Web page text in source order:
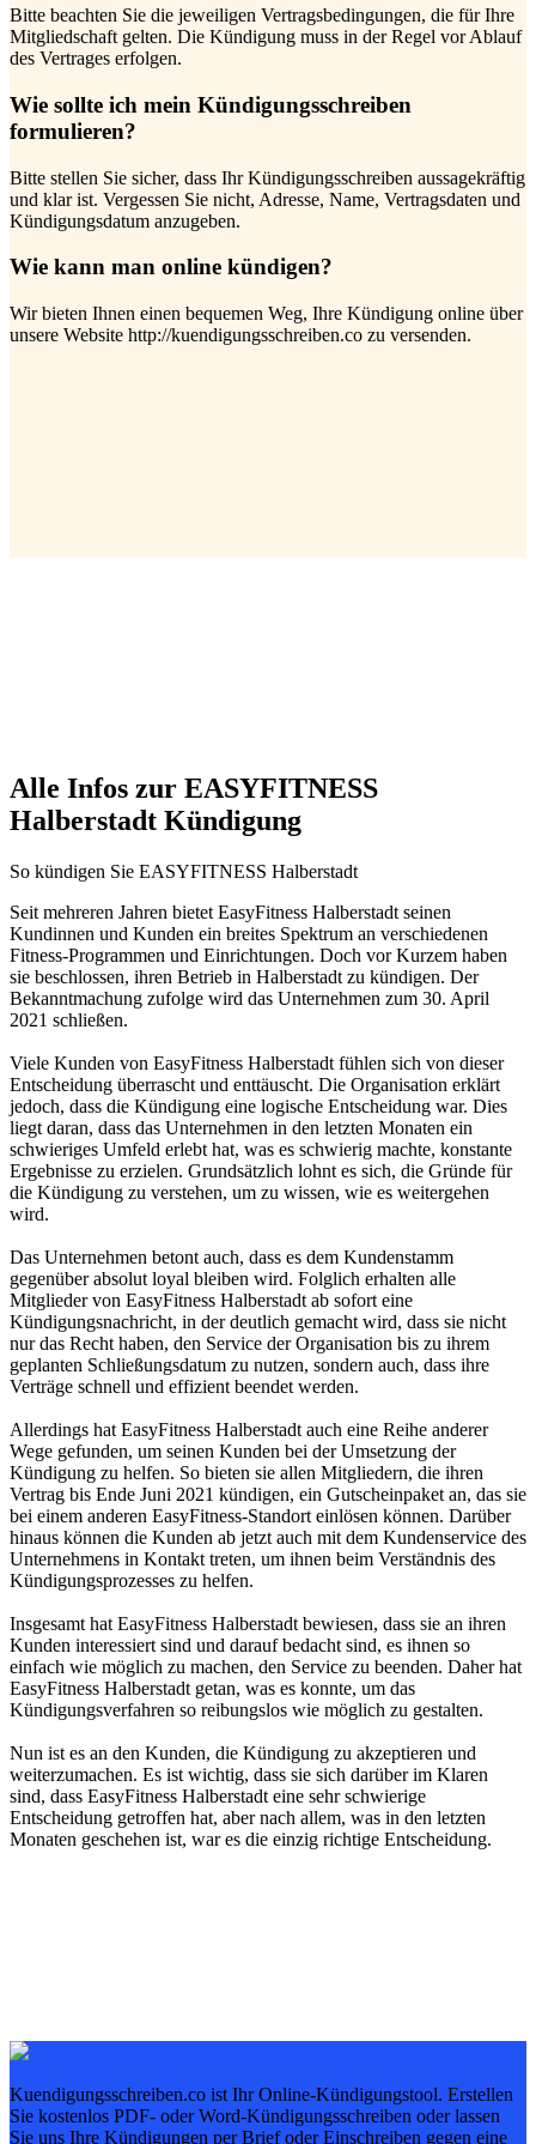
Bitte beachten Sie die jeweiligen Vertragsbedingungen, die für Ihre
Mitgliedschaft gelten. Die Kündigung muss in der Regel vor Ablauf
des Vertrages erfolgen.
Wie sollte ich mein Kündigungsschreiben
formulieren?
Bitte stellen Sie sicher, dass Ihr Kündigungsschreiben aussagekräftig
und klar ist. Vergessen Sie nicht, Adresse, Name, Vertragsdaten und
Kündigungsdatum anzugeben.
Wie kann man online kündigen?
Wir bieten Ihnen einen bequemen Weg, Ihre Kündigung online über
unsere Website http://kuendigungsschreiben.co zu versenden.
Alle Infos zur EASYFITNESS
Halberstadt Kündigung
So kündigen Sie EASYFITNESS Halberstadt
Seit mehreren Jahren bietet EasyFitness Halberstadt seinen
Kundinnen und Kunden ein breites Spektrum an verschiedenen
Fitness-Programmen und Einrichtungen. Doch vor Kurzem haben
sie beschlossen, ihren Betrieb in Halberstadt zu kündigen. Der
Bekanntmachung zufolge wird das Unternehmen zum 30. April
2021 schließen.
Viele Kunden von EasyFitness Halberstadt fühlen sich von dieser
Entscheidung überrascht und enttäuscht. Die Organisation erklärt
jedoch, dass die Kündigung eine logische Entscheidung war. Dies
liegt daran, dass das Unternehmen in den letzten Monaten ein
schwieriges Umfeld erlebt hat, was es schwierig machte, konstante
Ergebnisse zu erzielen. Grundsätzlich lohnt es sich, die Gründe für
die Kündigung zu verstehen, um zu wissen, wie es weitergehen
wird.
Das Unternehmen betont auch, dass es dem Kundenstamm
gegenüber absolut loyal bleiben wird. Folglich erhalten alle
Mitglieder von EasyFitness Halberstadt ab sofort eine
Kündigungsnachricht, in der deutlich gemacht wird, dass sie nicht
nur das Recht haben, den Service der Organisation bis zu ihrem
geplanten Schließungsdatum zu nutzen, sondern auch, dass ihre
Verträge schnell und effizient beendet werden.
Allerdings hat EasyFitness Halberstadt auch eine Reihe anderer
Wege gefunden, um seinen Kunden bei der Umsetzung der
Kündigung zu helfen. So bieten sie allen Mitgliedern, die ihren
Vertrag bis Ende Juni 2021 kündigen, ein Gutscheinpaket an, das sie
bei einem anderen EasyFitness-Standort einlösen können. Darüber
hinaus können die Kunden ab jetzt auch mit dem Kundenservice des
Unternehmens in Kontakt treten, um ihnen beim Verständnis des
Kündigungsprozesses zu helfen.
Insgesamt hat EasyFitness Halberstadt bewiesen, dass sie an ihren
Kunden interessiert sind und darauf bedacht sind, es ihnen so
einfach wie möglich zu machen, den Service zu beenden. Daher hat
EasyFitness Halberstadt getan, was es konnte, um das
Kündigungsverfahren so reibungslos wie möglich zu gestalten.
Nun ist es an den Kunden, die Kündigung zu akzeptieren und
weiterzumachen. Es ist wichtig, dass sie sich darüber im Klaren
sind, dass EasyFitness Halberstadt eine sehr schwierige
Entscheidung getroffen hat, aber nach allem, was in den letzten
Monaten geschehen ist, war es die einzig richtige Entscheidung.
Kuendigungsschreiben.co ist Ihr Online-Kündigungstool. Erstellen
Sie kostenlos PDF- oder Word-Kündigungsschreiben oder lassen
Sie uns Ihre Kündigungen per Brief oder Einschreiben gegen eine